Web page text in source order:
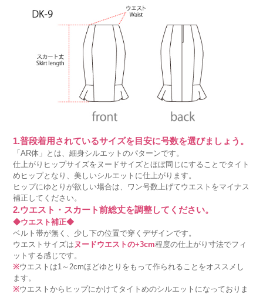
1.普段着用されているサイズを目安に号数を選びましょう。
「AR体」とは、細身シルエットのパターンです。
仕上がりヒップサイズをヌードサイズとほぼ同じにすることでタイト
めヒップとなり、美しいシルエットに仕上がります。
ヒップにゆとりが欲しい場合は、ワン号数上げてウエストをマイナス
補正してください。
2.ウエスト・スカート前総丈を調整してください。
◆ウエスト補正◆
ベルト帯が無く、少し下の位置で穿くデザインです。
ウエストサイズは ヌードウエストの+3cm程度の仕上がり寸法でフィ
ットする感じです。
※ウエストは1～2cmほどゆとりをもって作られることをオススメし
ます。
※ウエストからヒップにかけてタイトめのシルエットになっておりま